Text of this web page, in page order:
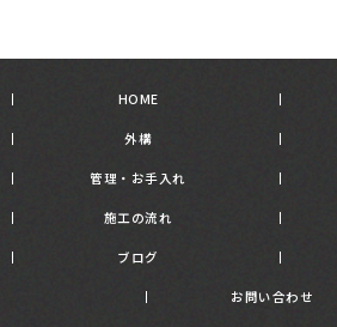
HOME
外構
管理・お手入れ
施工の流れ
ブログ
お問い合わせ